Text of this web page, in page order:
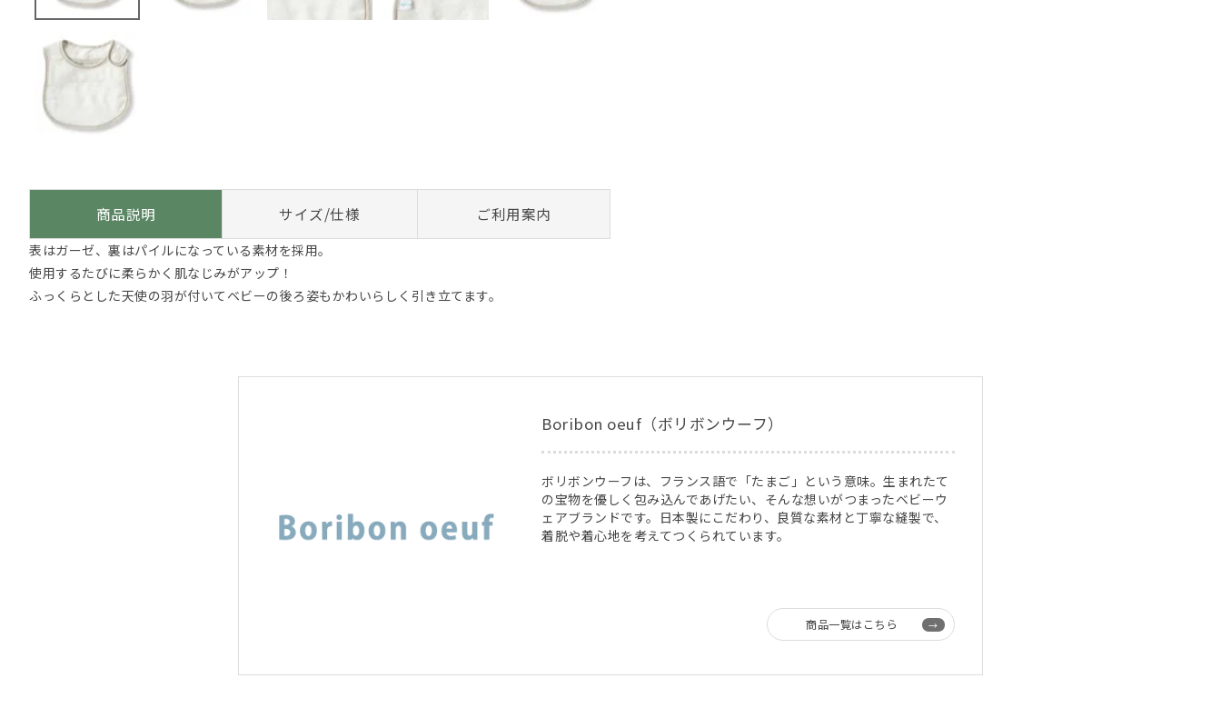
商品説明 サイズ/仕様 ご利用案内
表はガーゼ、裏はパイルになっている素材を採用。
使用するたびに柔らかく肌なじみがアップ！
ふっくらとした天使の羽が付いてベビーの後ろ姿もかわいらしく引き立てます。
Boribon oeuf（ボリボンウーフ）
ボリボンウーフは、フランス語で「たまご」という意味。生まれたて
の宝物を優しく包み込んであげたい、そんな想いがつまったベビーウ
ェアブランドです。日本製にこだわり、良質な素材と丁寧な縫製で、
着脱や着心地を考えてつくられています。
商品一覧はこちら